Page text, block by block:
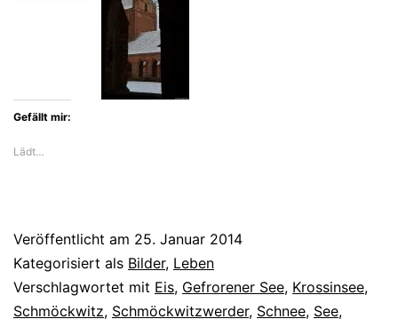
Gefällt mir:
Lädt…
Veröffentlicht am 25. Januar 2014
Kategorisiert als Bilder, Leben
Verschlagwortet mit Eis, Gefrorener See, Krossinsee,
Schmöckwitz, Schmöckwitzwerder, Schnee, See,